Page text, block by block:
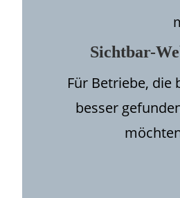
Sichtbar-
Für Betriebe, die
besser